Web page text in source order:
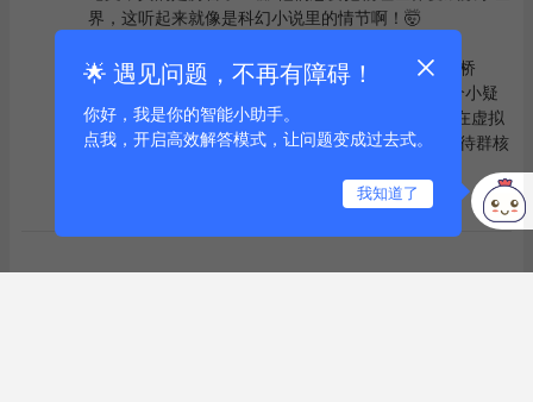
界，这听起来就像是科幻小说里的情节啊！🤯
王博大大，你的文章写得真棒，让我对物理AI的“架桥
人”角色有了更深的理解。👍 看完你的文章，我有个小疑
问：未来我们的机器人是不是就可以像人类一样，在虚拟
世界里学习，然后回到现实世界大展身手呢？🤔 期待群核
🌟 遇见问题，不再有障碍！
你好，我是你的智能小助手。
点我，开启高效解答模式，让问题变成过去式。
我知道了